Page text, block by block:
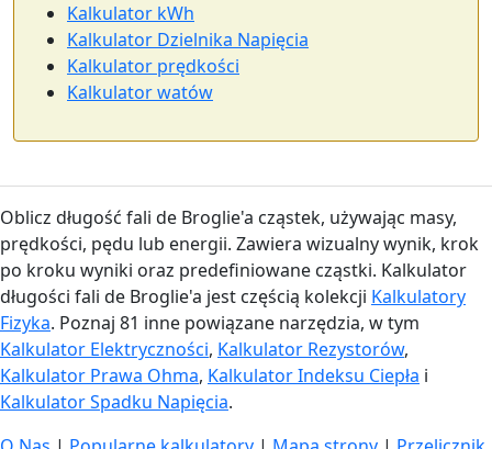
Kalkulator kWh
Kalkulator Dzielnika Napięcia
Kalkulator prędkości
Kalkulator watów
Oblicz długość fali de Broglie'a cząstek, używając masy,
prędkości, pędu lub energii. Zawiera wizualny wynik, krok
po kroku wyniki oraz predefiniowane cząstki. Kalkulator
długości fali de Broglie'a jest częścią kolekcji Kalkulatory
Fizyka. Poznaj 81 inne powiązane narzędzia, w tym
Kalkulator Elektryczności, Kalkulator Rezystorów,
Kalkulator Prawa Ohma, Kalkulator Indeksu Ciepła i
Kalkulator Spadku Napięcia.